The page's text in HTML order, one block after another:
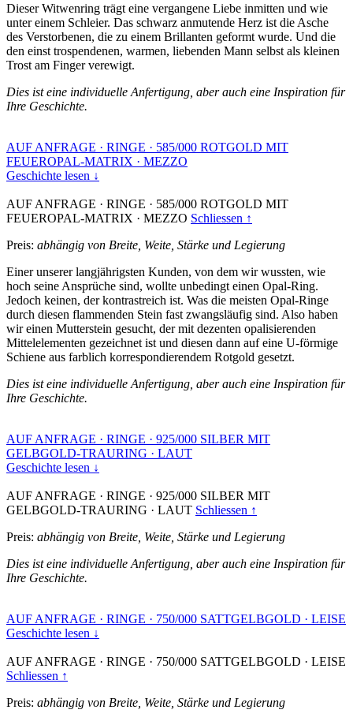
Dieser Witwenring trägt eine vergangene Liebe inmitten und wie
unter einem Schleier. Das schwarz anmutende Herz ist die Asche
des Verstorbenen, die zu einem Brillanten geformt wurde. Und die
den einst trospendenen, warmen, liebenden Mann selbst als kleinen
Trost am Finger verewigt.
Dies ist eine individuelle Anfertigung, aber auch eine Inspiration für
Ihre Geschichte.
AUF ANFRAGE · RINGE · 585/000 ROTGOLD MIT
FEUEROPAL-MATRIX · MEZZO
Geschichte lesen ↓
AUF ANFRAGE · RINGE · 585/000 ROTGOLD MIT
FEUEROPAL-MATRIX · MEZZO Schliessen ↑
Preis: abhängig von Breite, Weite, Stärke und Legierung
Einer unserer langjährigsten Kunden, von dem wir wussten, wie
hoch seine Ansprüche sind, wollte unbedingt einen Opal-Ring.
Jedoch keinen, der kontrastreich ist. Was die meisten Opal-Ringe
durch diesen flammenden Stein fast zwangsläufig sind. Also haben
wir einen Mutterstein gesucht, der mit dezenten opalisierenden
Mittelelementen gezeichnet ist und diesen dann auf eine U-förmige
Schiene aus farblich korrespondierendem Rotgold gesetzt.
Dies ist eine individuelle Anfertigung, aber auch eine Inspiration für
Ihre Geschichte.
AUF ANFRAGE · RINGE · 925/000 SILBER MIT
GELBGOLD-TRAURING · LAUT
Geschichte lesen ↓
AUF ANFRAGE · RINGE · 925/000 SILBER MIT
GELBGOLD-TRAURING · LAUT Schliessen ↑
Preis: abhängig von Breite, Weite, Stärke und Legierung
Dies ist eine individuelle Anfertigung, aber auch eine Inspiration für
Ihre Geschichte.
AUF ANFRAGE · RINGE · 750/000 SATTGELBGOLD · LEISE
Geschichte lesen ↓
AUF ANFRAGE · RINGE · 750/000 SATTGELBGOLD · LEISE
Schliessen ↑
Preis: abhängig von Breite, Weite, Stärke und Legierung